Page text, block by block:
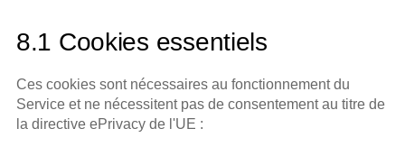
8.1 Cookies essentiels
Ces cookies sont nécessaires au fonctionnement du
Service et ne nécessitent pas de consentement au titre de
la directive ePrivacy de l'UE :